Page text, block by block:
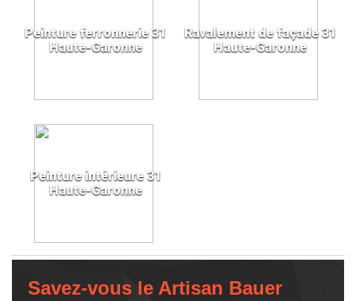
Peinture ferronnerie 31
Haute-Garonne
Ravalement de façade 31
Haute-Garonne
Peinture intérieure 31
Haute-Garonne
Savez-vous le Artisan Bauer